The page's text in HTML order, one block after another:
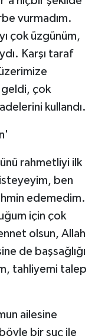
vurmadım.
çok üzgünüm,
Karşı taraf
geldi, çok
kullandı.
rahmetliyi ilk
ben
edemedim.
için çok
olsun, Allah
de başsağlığı
tahliyemi talep
ailesine
böyle bir suç ile